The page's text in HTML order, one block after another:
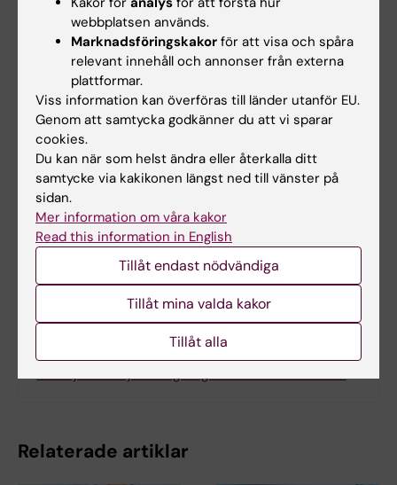
Communications, online 18 januari 2024,doi:
10.1038/s41467-023-44059-4.
Tags
Biofysik Biokemi
Uppdaterad av:
Felicia Lindberg 2024-01-23
Dela
Intervju med Björn Högberg: Konsten att vika DNA
Relaterade artiklar
webbplatsen används.
Marknadsföringskakor för att visa och spåra
relevant innehåll och annonser från externa
plattformar.
Viss information kan överföras till länder utanför EU.
Genom att samtycka godkänner du att vi sparar
cookies.
Du kan när som helst ändra eller återkalla ditt
samtycke via kakikonen längst ned till vänster på
sidan.
Mer information om våra kakor
Read this information in English
Tillåt endast nödvändiga
Tillåt mina valda kakor
Tillåt alla